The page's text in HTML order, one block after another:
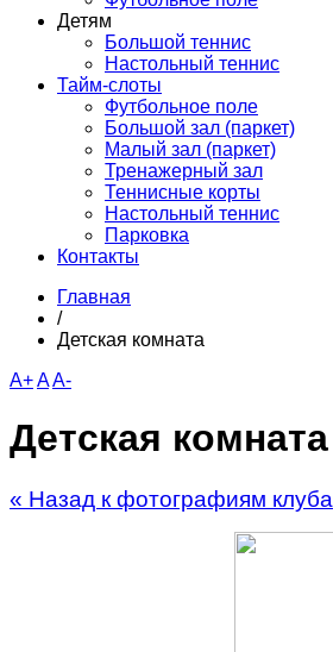
Детям
Большой теннис
Настольный теннис
Тайм-слоты
Футбольное поле
Большой зал (паркет)
Малый зал (паркет)
Тренажерный зал
Теннисные корты
Настольный теннис
Парковка
Контакты
Главная
/
Детская комната
A+AA-
Детская комната
« Назад к фотографиям клуба